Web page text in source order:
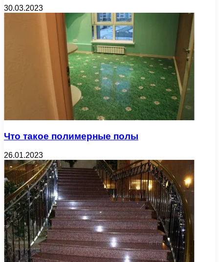
30.03.2023
Что такое полимерные полы
26.01.2023